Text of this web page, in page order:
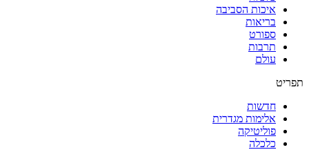
איכות הסביבה
בריאות
ספורט
תרבות
עולם
תפריט
חדשות
אלימות מגדרית
פוליטיקה
כלכלה